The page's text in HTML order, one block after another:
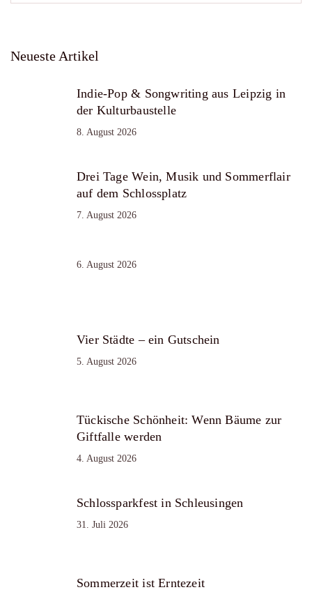
Neueste Artikel
Indie-Pop & Songwriting aus Leipzig in
der Kulturbaustelle
8. August 2026
Drei Tage Wein, Musik und Sommerflair
auf dem Schlossplatz
7. August 2026
6. August 2026
Vier Städte – ein Gutschein
5. August 2026
Tückische Schönheit: Wenn Bäume zur
Giftfalle werden
4. August 2026
Schlossparkfest in Schleusingen
31. Juli 2026
Sommerzeit ist Erntezeit